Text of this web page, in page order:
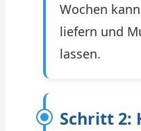
Wochen
liefern und
lassen.
Schritt 2: